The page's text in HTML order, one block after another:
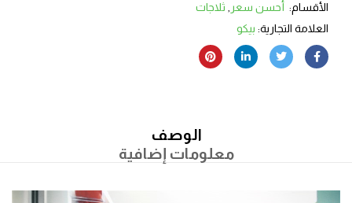
الأقسام: أحسن سعر
ثلاجات
العلامة التجارية: بيكو
الوصف
معلومات إضافية